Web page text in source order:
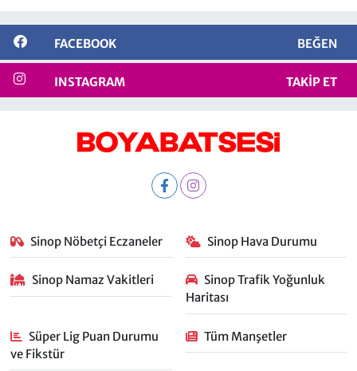
FACEBOOK BEĞEN
INSTAGRAM TAKIP ET
Sinop Nöbetçi Eczaneler Sinop Hava Durumu
Sinop Namaz Vakitleri
Sinop Trafik Yoğunluk
Haritası
Süper Lig Puan Durumu
ve Fikstür
Tüm Manşetler